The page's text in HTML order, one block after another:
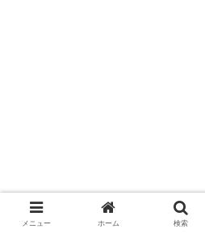
メニュー ホーム 検索